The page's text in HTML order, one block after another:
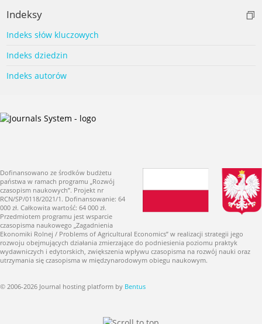
Indeksy
Indeks słów kluczowych
Indeks dziedzin
Indeks autorów
Dofinansowano ze środków budżetu
państwa w ramach programu „Rozwój
czasopism naukowych”. Projekt nr
RCN/SP/0118/2021/1. Dofinansowanie: 64
000 zł. Całkowita wartość: 64 000 zł.
Przedmiotem programu jest wsparcie
czasopisma naukowego „Zagadnienia
Ekonomiki Rolnej / Problems of Agricultural Economics” w realizacji strategii jego
rozwoju obejmujących działania zmierzające do podniesienia poziomu praktyk
wydawniczych i edytorskich, zwiększenia wpływu czasopisma na rozwój nauki oraz
utrzymania się czasopisma w międzynarodowym obiegu naukowym.
© 2006-2026 Journal hosting platform by Bentus